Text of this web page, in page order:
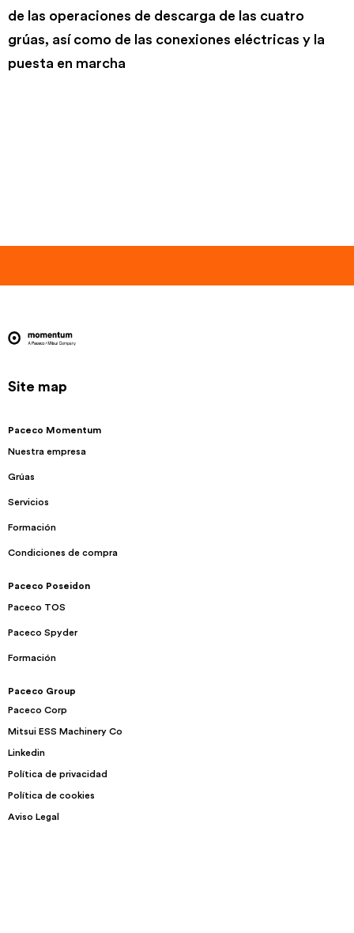
de las operaciones de descarga de las cuatro
grúas, así como de las conexiones eléctricas y la
puesta en marcha
Site map
Paceco Momentum
Nuestra empresa
Grúas
Servicios
Formación
Condiciones de compra
Paceco Poseidon
Paceco TOS
Paceco Spyder
Formación
Paceco Group
Paceco Corp
Mitsui ESS Machinery Co
Linkedin
Política de privacidad
Política de cookies
Aviso Legal